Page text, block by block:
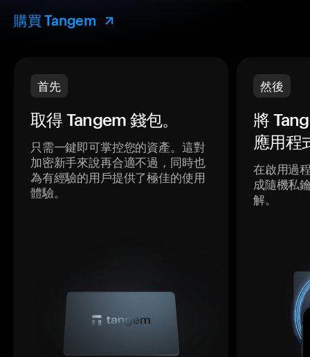
購買 Tangem
首先
取得 Tangem 錢包。
只需一鍵即可掌控您的資產。這對
加密新手來說再合適不過，同時也
為有經驗的用戶提供了極佳的使用
體驗。
然後
將
應用程
在啟用過
成隨機私
解。